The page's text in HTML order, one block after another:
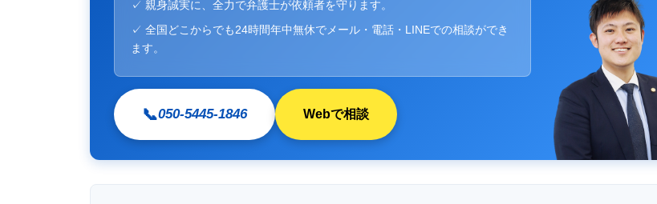
✓ 親身誠実に、全力で弁護士が依頼者を守ります。
✓ 全国どこからでも24時間年中無休でメール・電話・LINEでの相談ができ
ます。
📞050-5445-1846 Webで相談